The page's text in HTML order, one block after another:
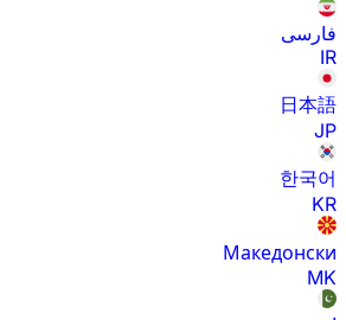
فارسی
IR
日本語
JP
한국어
KR
Македонски
MK